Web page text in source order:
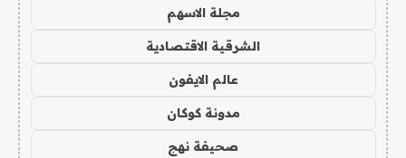
مجلة الاسهم
الشرقية الاقتصادية
عالم الايفون
مدونة كوكان
صحيفة نهج